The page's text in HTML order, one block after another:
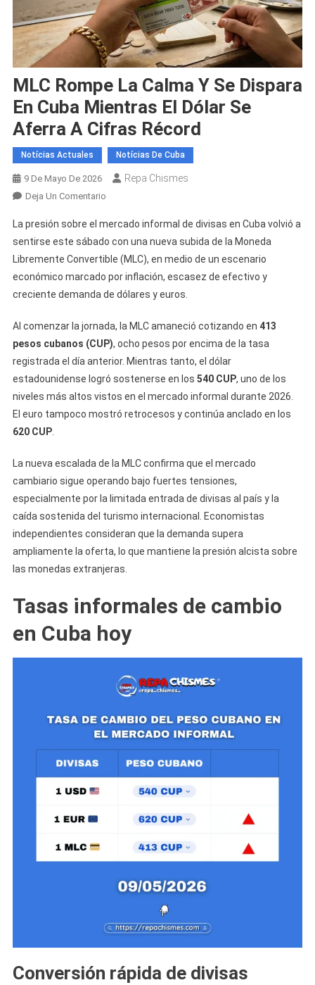
MLC Rompe La Calma Y Se Dispara
En Cuba Mientras El Dólar Se
Aferra A Cifras Récord
Notícias Actuales Notícias De Cuba
9 De Mayo De 2026 Repa Chismes
Deja Un ComentarioEn
Rompe
La
Calma
Y
Se
En
Cuba
Mientras
El
La presión sobre el mercado informal de divisas en Cuba volvió a
sentirse este sábado con una nueva subida de la Moneda
Libremente Convertible (MLC), en medio de un escenario
económico marcado por inflación, escasez de efectivo y
creciente demanda de dólares y euros.
Al comenzar la jornada, la MLC amaneció cotizando en 413
pesos cubanos (CUP), ocho pesos por encima de la tasa
registrada el día anterior. Mientras tanto, el dólar
estadounidense logró sostenerse en los 540 CUP, uno de los
niveles más altos vistos en el mercado informal durante 2026.
El euro tampoco mostró retrocesos y continúa anclado en los
620 CUP.
La nueva escalada de la MLC confirma que el mercado
cambiario sigue operando bajo fuertes tensiones,
especialmente por la limitada entrada de divisas al país y la
caída sostenida del turismo internacional. Economistas
independientes consideran que la demanda supera
ampliamente la oferta, lo que mantiene la presión alcista sobre
las monedas extranjeras.
Tasas informales de cambio
en Cuba hoy
Conversión rápida de divisas